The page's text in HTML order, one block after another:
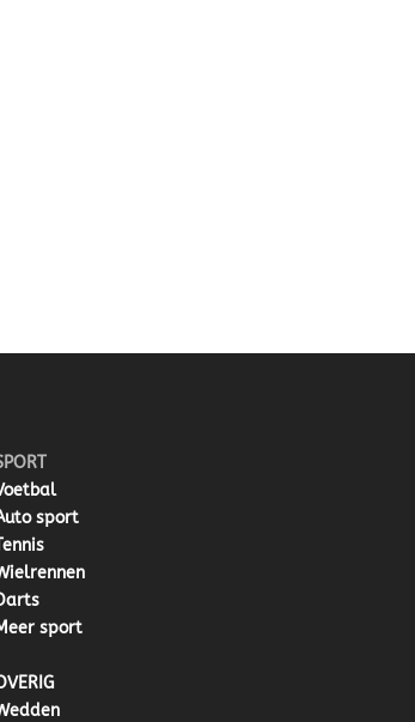
sport
sport